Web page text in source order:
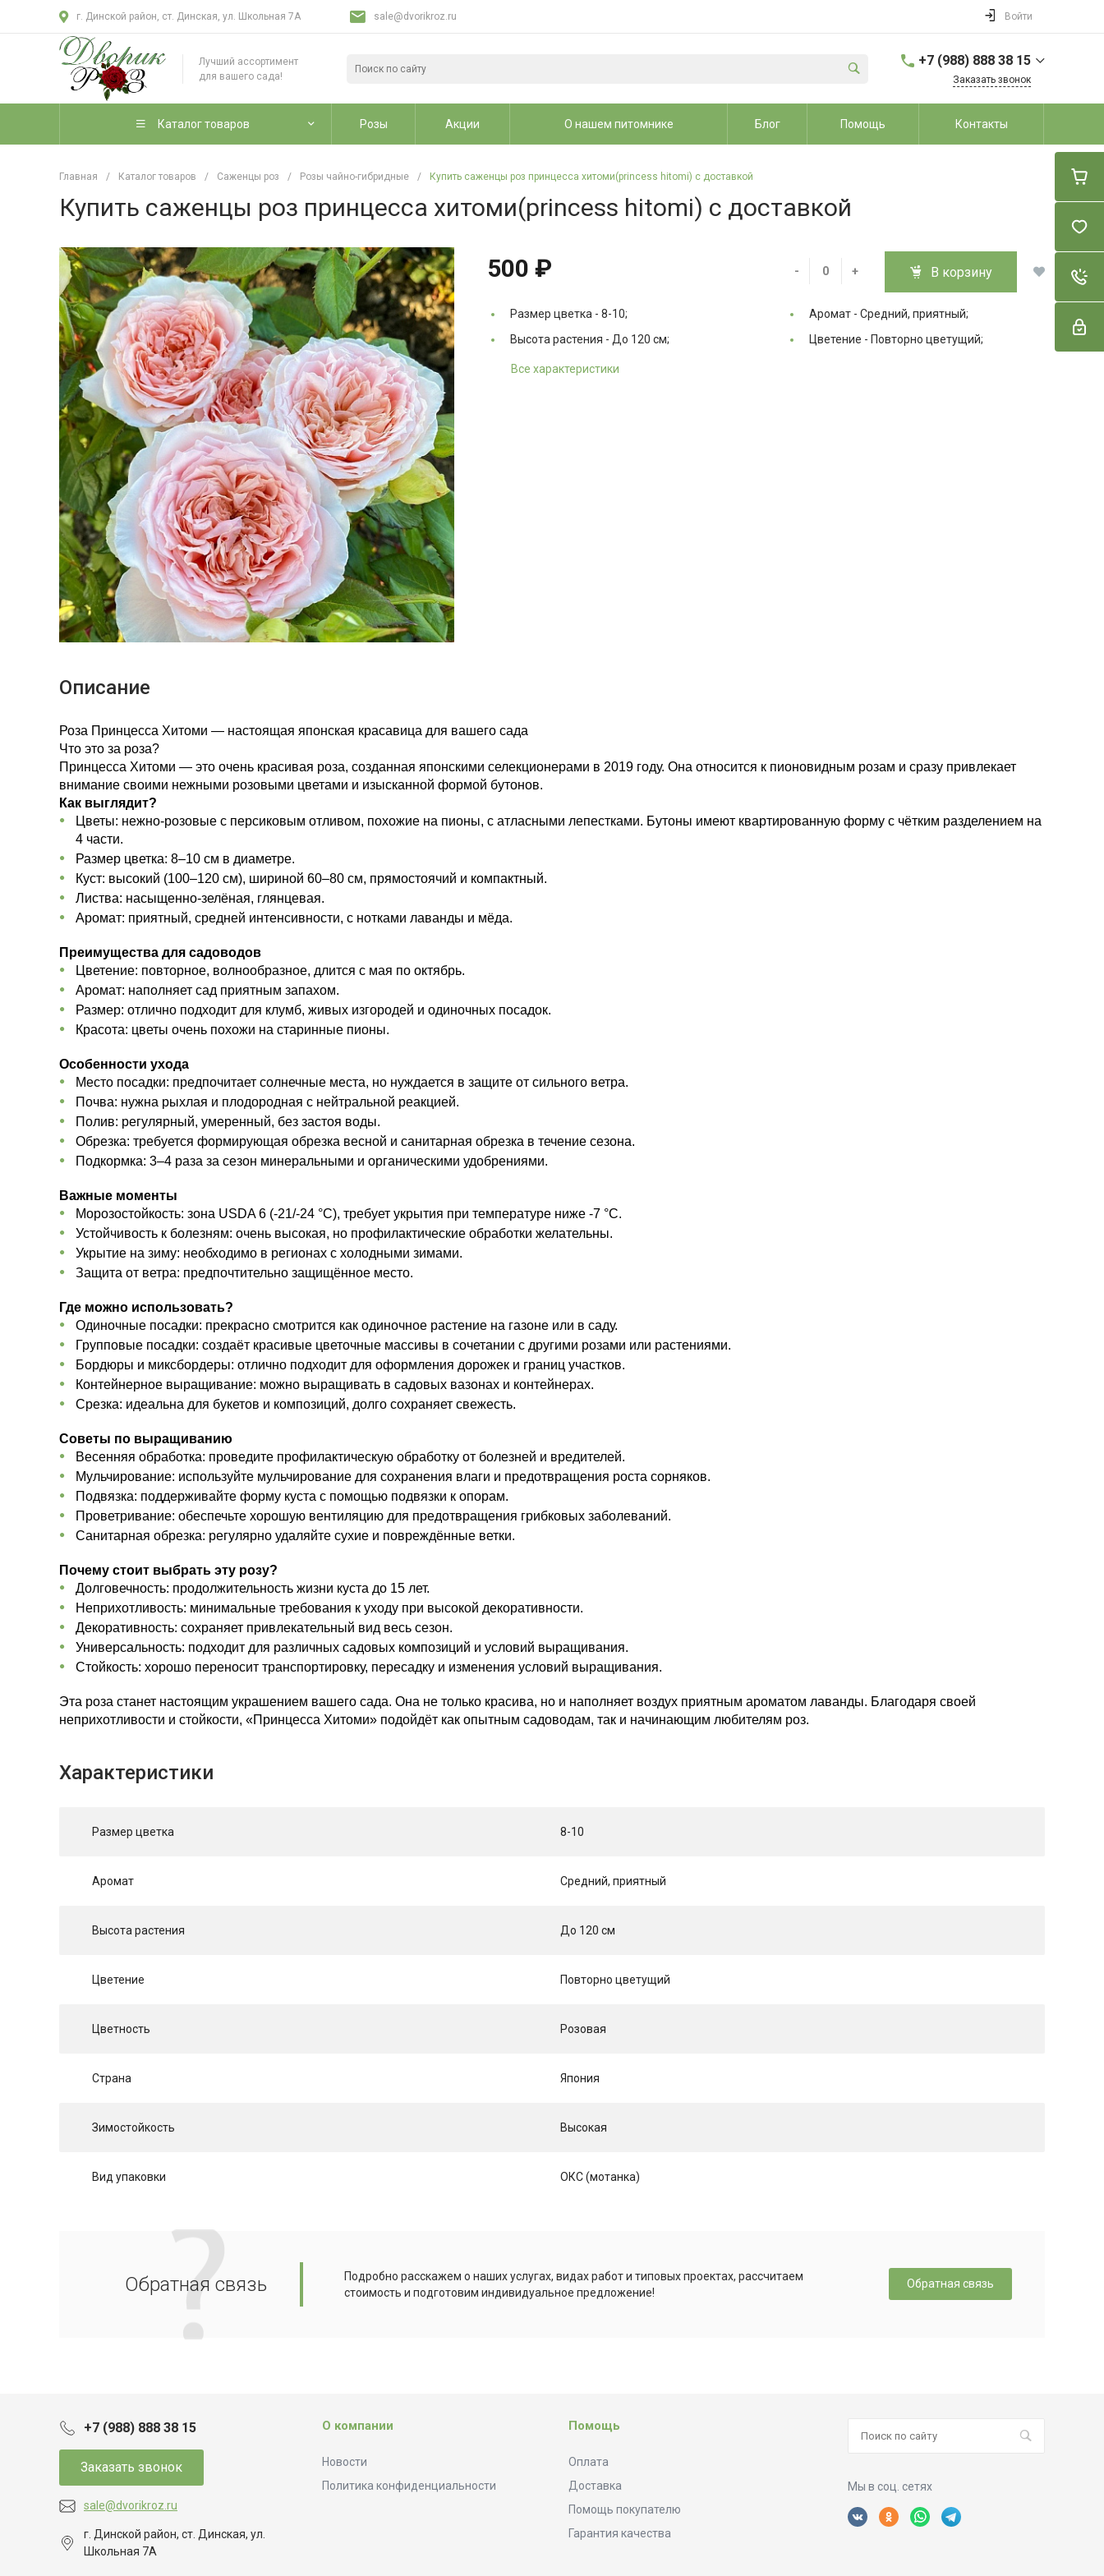
г. Динской район, ст. Динская, ул. Школьная 7А sale@dvorikroz.ru Войти
Лучший ассортимент
для вашего сада!
+7 (988) 888 38 15
г. Динской район, ст.
Заказать звонок
Каталог товаров Розы Акции О нашем питомнике Блог Помощь Контакты
Главная / Каталог товаров / Саженцы роз / Розы чайно-гибридные / Купить саженцы роз принцесса хитоми(princess hitomi) с доставкой
Купить саженцы роз принцесса хитоми(princess hitomi) с доставкой
500 ₽ - + В корзину
Размер цветка - 8-10; Аромат -Средний, приятный;
Высота растения - До 120 см; Цветение - Повторно цветущий;
Все характеристики
Описание
Роза Принцесса Хитоми — настоящая японская красавица для вашего сада
Что это за роза?
Принцесса Хитоми — это очень красивая роза, созданная японскими селекционерами в 2019 году. Она относится к пионовидным розам и сразу привлекает
внимание своими нежными розовыми цветами и изысканной формой бутонов.
Как выглядит?
Цветы: нежно-розовые с персиковым отливом, похожие на пионы, с атласными лепестками. Бутоны имеют квартированную форму с чётким разделением на
4 части.
Размер цветка: 8–10 см в диаметре.
Куст: высокий (100–120 см), шириной 60–80 см, прямостоячий и компактный.
Листва: насыщенно-зелёная, глянцевая.
Аромат: приятный, средней интенсивности, с нотками лаванды и мёда.
Преимущества для садоводов
Цветение: повторное, волнообразное, длится с мая по октябрь.
Аромат: наполняет сад приятным запахом.
Размер: отлично подходит для клумб, живых изгородей и одиночных посадок.
Красота: цветы очень похожи на старинные пионы.
Особенности ухода
Место посадки: предпочитает солнечные места, но нуждается в защите от сильного ветра.
Почва: нужна рыхлая и плодородная с нейтральной реакцией.
Полив: регулярный, умеренный, без застоя воды.
Обрезка: требуется формирующая обрезка весной и санитарная обрезка в течение сезона.
Подкормка: 3–4 раза за сезон минеральными и органическими удобрениями.
Важные моменты
Морозостойкость: зона USDA 6 (-21/-24 °C), требует укрытия при температуре ниже -7 °C.
Устойчивость к болезням: очень высокая, но профилактические обработки желательны.
Укрытие на зиму: необходимо в регионах с холодными зимами.
Защита от ветра: предпочтительно защищённое место.
Где можно использовать?
Одиночные посадки: прекрасно смотрится как одиночное растение на газоне или в саду.
Групповые посадки: создаёт красивые цветочные массивы в сочетании с другими розами или растениями.
Бордюры и миксбордеры: отлично подходит для оформления дорожек и границ участков.
Контейнерное выращивание: можно выращивать в садовых вазонах и контейнерах.
Срезка: идеальна для букетов и композиций, долго сохраняет свежесть.
Советы по выращиванию
Весенняя обработка: проведите профилактическую обработку от болезней и вредителей.
Мульчирование: используйте мульчирование для сохранения влаги и предотвращения роста сорняков.
Подвязка: поддерживайте форму куста с помощью подвязки к опорам.
Проветривание: обеспечьте хорошую вентиляцию для предотвращения грибковых заболеваний.
Санитарная обрезка: регулярно удаляйте сухие и повреждённые ветки.
Почему стоит выбрать эту розу?
Долговечность: продолжительность жизни куста до 15 лет.
Неприхотливость: минимальные требования к уходу при высокой декоративности.
Декоративность: сохраняет привлекательный вид весь сезон.
Универсальность: подходит для различных садовых композиций и условий выращивания.
Стойкость: хорошо переносит транспортировку, пересадку и изменения условий выращивания.
Эта роза станет настоящим украшением вашего сада. Она не только красива, но и наполняет воздух приятным ароматом лаванды. Благодаря своей
неприхотливости и стойкости, «Принцесса Хитоми» подойдёт как опытным садоводам, так и начинающим любителям роз.
Характеристики
Размер цветка 8-10
Аромат Средний, приятный
Высота растения До 120 см
Цветение Повторно цветущий
Цветность Розовая
Страна Япония
Зимостойкость Высокая
Вид упаковки ОКС (мотанка)
Обратная связь
Подробно расскажем о наших услугах, видах работ и типовых проектах, рассчитаем
стоимость и подготовим индивидуальное предложение!
Обратная связь
+7 (988) 888 38 15
Заказать звонок
sale@dvorikroz.ru
г. Динской район, ст. Динская, ул.
Школьная 7А
О компании
Новости
Политика конфиденциальности
Помощь
Оплата
Доставка
Помощь покупателю
Гарантия качества
Мы в соц. сетях